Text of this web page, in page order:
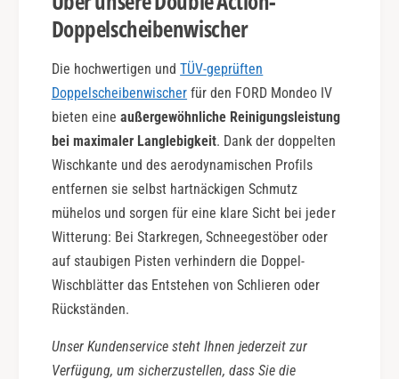
Doppelscheibenwischer
Die hochwertigen undTÜV-geprüften
Doppelscheibenwischer für den FORD Mondeo IV
bieten eine außergewöhnliche Reinigungsleistung
bei maximaler Langlebigkeit. Dank der doppelten
Wischkante und des aerodynamischen Profils
entfernen sie selbst hartnäckigen Schmutz
mühelos und sorgen für eine klare Sicht bei jeder
Witterung: Bei Starkregen, Schneegestöber oder
auf staubigen Pisten verhindern die Doppel-
Wischblätter das Entstehen von Schlieren oder
Rückständen.
Unser Kundenservice steht Ihnen jederzeit zur
Verfügung, um sicherzustellen, dass Sie die